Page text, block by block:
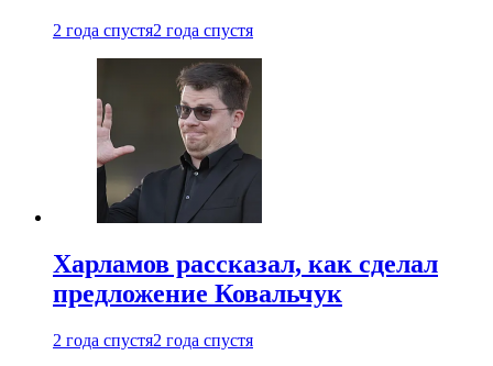
2 года спустя2 года спустя
Харламов рассказал, как сделал
предложение Ковальчук
2 года спустя2 года спустя